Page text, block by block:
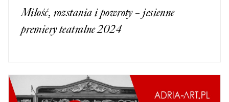
Miłość, rozstania i powroty – jesienne
premiery teatralne 2024